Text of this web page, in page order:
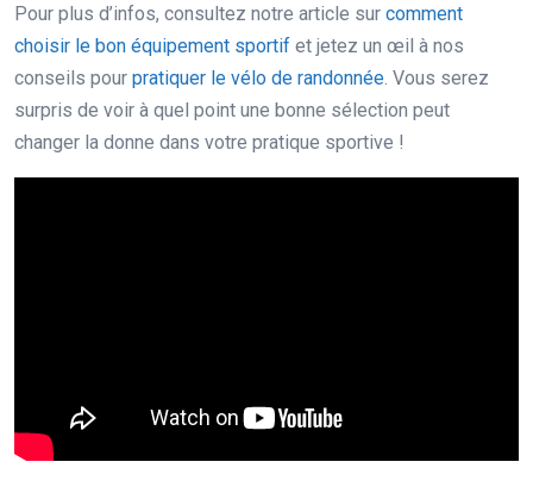
Pour plus d’infos, consultez notre article sur comment
choisir le bon équipement sportif et jetez un œil à nos
conseils pour pratiquer le vélo de randonnée. Vous serez
surpris de voir à quel point une bonne sélection peut
changer la donne dans votre pratique sportive !